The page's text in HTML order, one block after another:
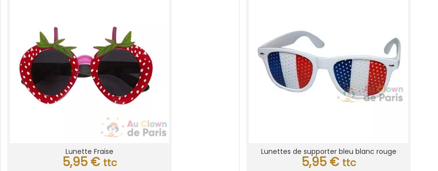
Lunette Fraise
5,95 € ttc
Lunettes de supporter bleu blanc rouge
5,95 € ttc